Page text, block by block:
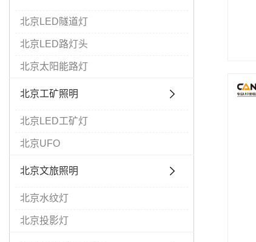
北京LED隧道灯
北京LED路灯头
北京太阳能路灯
北京工矿照明
北京LED工矿灯
北京UFO
北京文旅照明
北京水纹灯
北京投影灯